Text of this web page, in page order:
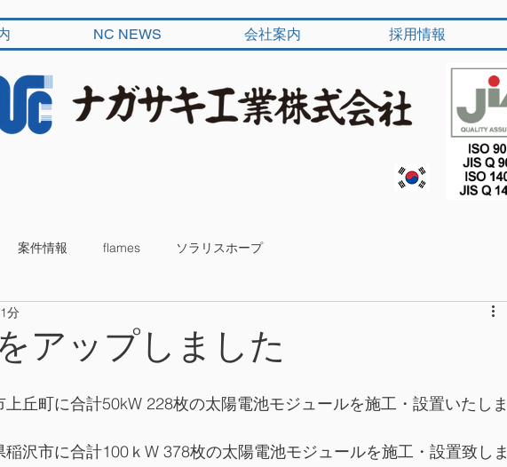
NC NEWS 会社案内 採用情報
案件情報 flames ソラリスホープ
アップしました
分
丘町に合計50kW 228枚の太陽電池モジュールを施工・設置いたしま
沢市に合計100ｋW 378枚の太陽電池モジュールを施工・設置致しま